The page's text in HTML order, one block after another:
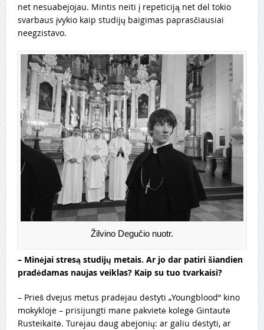
net nesuabejojau. Mintis neiti į repeticiją net dėl tokio
svarbaus įvykio kaip studijų baigimas paprasčiausiai
neegzistavo.
Žilvino Degučio nuotr.
– Minėjai stresą studijų metais. Ar jo dar patiri šiandien
pradėdamas naujas veiklas? Kaip su tuo tvarkaisi?
– Prieš dvejus metus pradėjau dėstyti „Youngblood“ kino
mokykloje – prisijungti mane pakvietė kolegė Gintautė
Rusteikaitė. Turėjau daug abejonių: ar galiu dėstyti, ar